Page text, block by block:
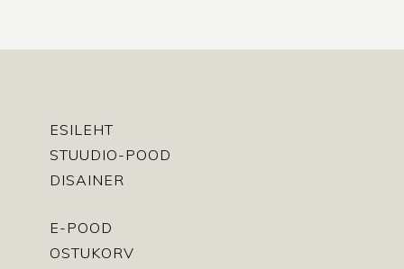
ESILEHT
STUUDIO-POOD
DISAINER
E-POOD
OSTUKORV